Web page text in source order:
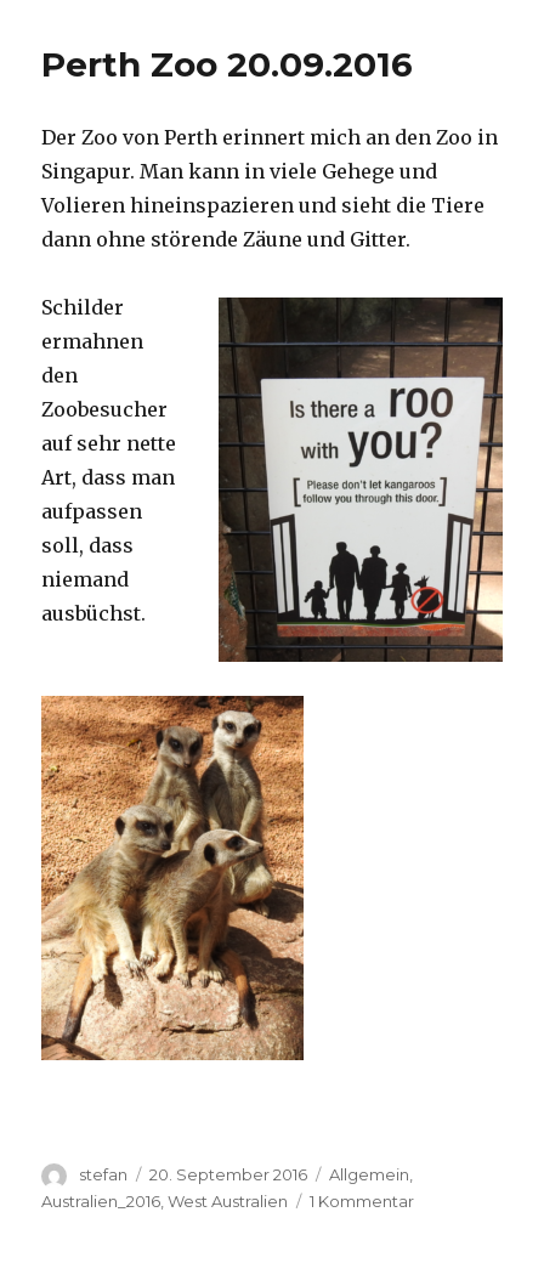
Perth
Perth Zoo 20.09.2016
Der Zoo von Perth erinnert mich an den Zoo in
Singapur. Man kann in viele Gehege und
Volieren hineinspazieren und sieht die Tiere
dann ohne störende Zäune und Gitter.
Schilder
ermahnen
den
Zoobesucher
auf sehr nette
Art, dass man
aufpassen
soll, dass
niemand
ausbüchst.
Autor
stefan
Veröffentlicht
am
20. September 2016 Kategorien
Allgemein,
Australien_2016 ,West Australien 1 Kommentarzu